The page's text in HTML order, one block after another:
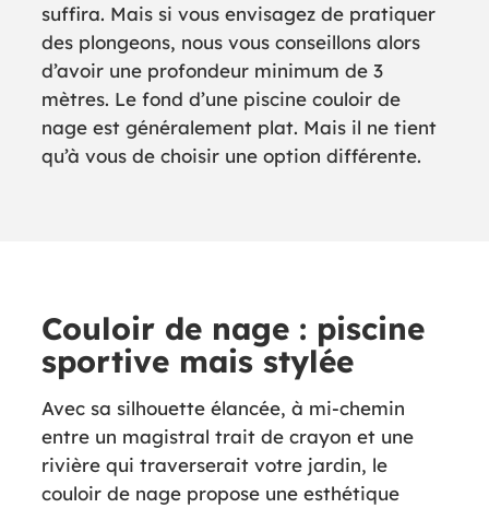
suffira. Mais si vous envisagez de pratiquer
des plongeons, nous vous conseillons alors
d’avoir une profondeur minimum de 3
mètres. Le fond d’une piscine couloir de
nage est généralement plat. Mais il ne tient
qu’à vous de choisir une option différente.
Couloir de nage : piscine
sportive mais stylée
Avec sa silhouette élancée, à mi-chemin
entre un magistral trait de crayon et une
rivière qui traverserait votre jardin, le
couloir de nage propose une esthétique